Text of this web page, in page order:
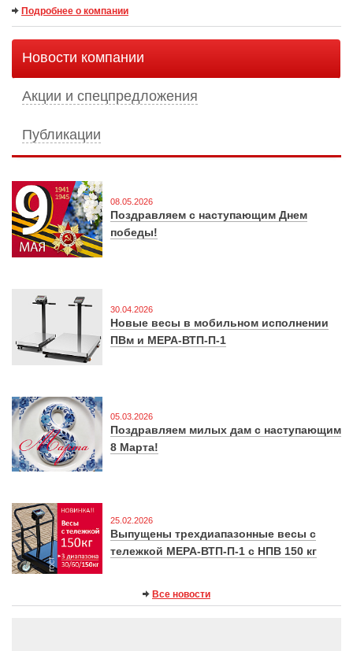
Подробнее о компании
Новости компании
Акции и спецпредложения
Публикации
08.05.2026
Поздравляем с наступающим Днем
победы!
30.04.2026
Новые весы в мобильном исполнении
ПВм и МЕРА-ВТП-П-1
05.03.2026
Поздравляем милых дам с наступающим
8 Марта!
25.02.2026
Выпущены трехдиапазонные весы с
тележкой МЕРА-ВТП-П-1 с НПВ 150 кг
Все новости